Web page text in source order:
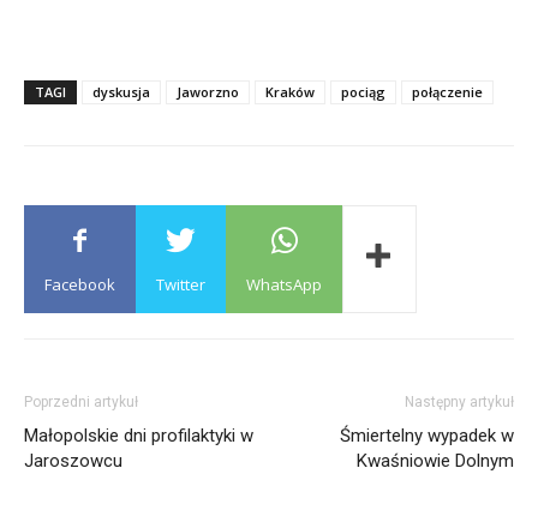
TAGI dyskusja Jaworzno Kraków pociąg połączenie
Facebook Twitter WhatsApp
Poprzedni artykuł
Małopolskie dni profilaktyki w
Jaroszowcu
Następny artykuł
Śmiertelny wypadek w
Kwaśniowie Dolnym